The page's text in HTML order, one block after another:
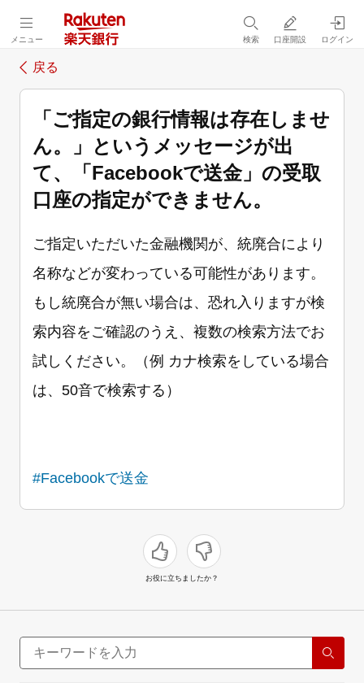
メニュー 検索 口座開設 ログイン
戻る
「ご指定の銀行情報は存在しませ
ん。」というメッセージが出
て、「Facebookで送金」の受取
口座の指定ができません。
ご指定いただいた金融機関が、統廃合により
名称などが変わっている可能性があります。
もし統廃合が無い場合は、恐れ入りますが検
索内容をご確認のうえ、複数の検索方法でお
試しください。（例 カナ検索をしている場合
は、50音で検索する）
#Facebookで送金
お役に立ちましたか？